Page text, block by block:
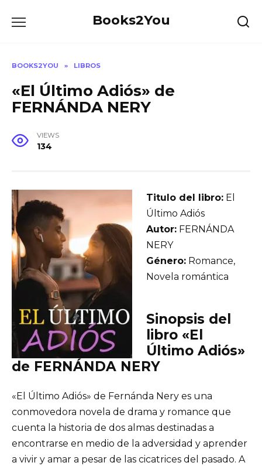
Books2You
BOOKS2YOU » LIBROS
«El Último Adiós» de
FERNÁNDA NERY
VIEWS
134
Titulo del libro: El
Último Adiós
Autor: FERNÁNDA
NERY
Género: Romance,
Novela romántica
Sinopsis del
libro «El
Último Adiós»
de FERNÁNDA NERY
«El Último Adiós» de Fernánda Nery es una
conmovedora novela de drama y romance que
cuenta la historia de dos almas destinadas a
encontrarse en medio de la adversidad y aprender
a vivir y amar a pesar de las cicatrices del pasado. A